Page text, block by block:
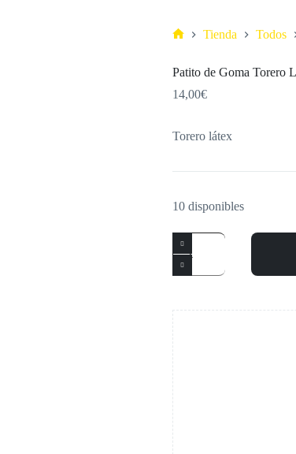
Tienda Todos
Patito de Goma Torero
14,00€
Torero látex
10 disponibles